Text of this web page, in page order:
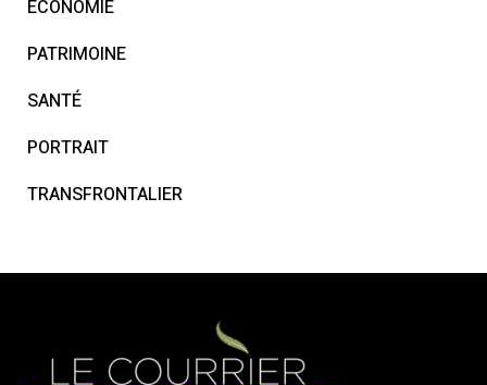
ECONOMIE
PATRIMOINE
SANTÉ
PORTRAIT
TRANSFRONTALIER